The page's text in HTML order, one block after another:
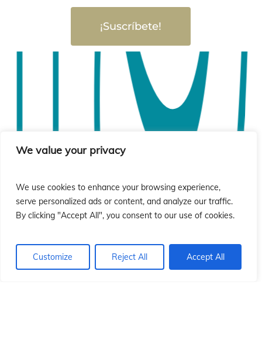
We value your privacy
We use cookies to enhance your browsing experience,
serve personalized ads or content, and analyze our traffic.
By clicking "Accept All", you consent to our use of cookies.
Customize Reject All Accept All
¡Suscríbete!